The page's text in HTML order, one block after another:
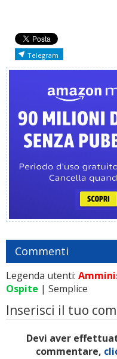
Telegram
Commenti
Legenda utenti:
Ospite | Semplice
Inserisci il tuo
Devi aver
commentare,